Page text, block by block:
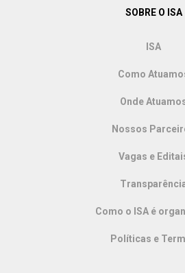
SOBRE O ISA
ISA
Como
Onde
Nossos
Vagas e
Como o ISA é
Políticas e